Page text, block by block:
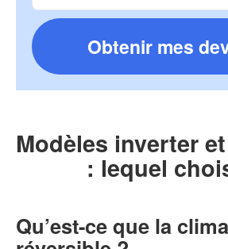
Obtenir mes
Modèles inverter
: lequel
Qu’est-ce que la